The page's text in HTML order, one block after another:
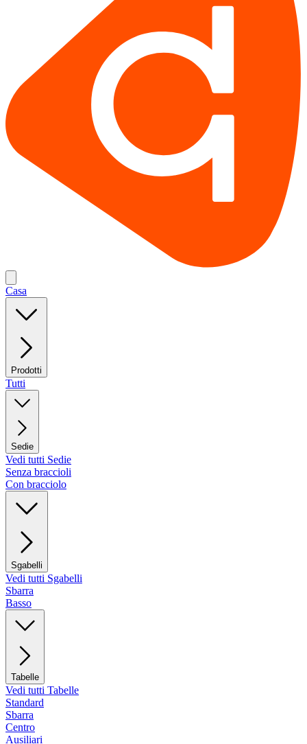
Casa
Prodotti
Tutti
Sedie
Vedi tutti Sedie
Senza braccioli
Con bracciolo
Sgabelli
Vedi tutti Sgabelli
Sbarra
Basso
Tabelle
Vedi tutti Tabelle
Standard
Sbarra
Centro
Ausiliari